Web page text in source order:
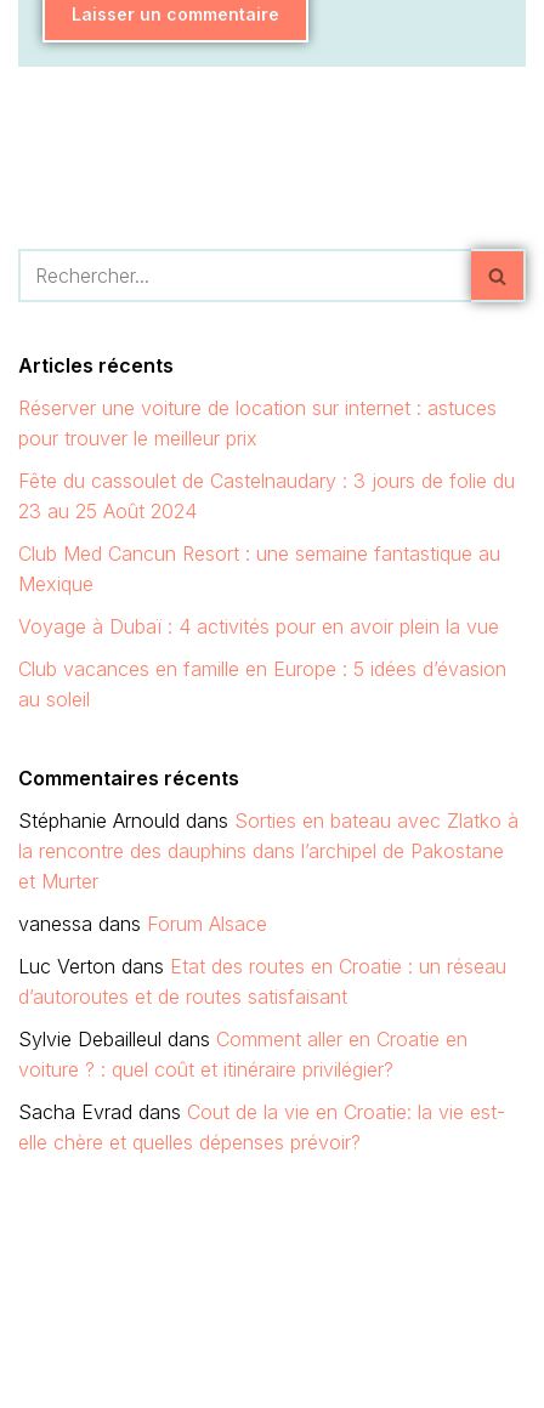
Articles récents
Réserver une voiture de location sur internet : astuces
pour trouver le meilleur prix
Fête du cassoulet de Castelnaudary : 3 jours de folie du
23 au 25 Août 2024
Club Med Cancun Resort : une semaine fantastique au
Mexique
Voyage à Dubaï : 4 activités pour en avoir plein la vue
Club vacances en famille en Europe : 5 idées d’évasion
au soleil
Commentaires récents
Stéphanie Arnould dans Sorties en bateau avec Zlatko à
la rencontre des dauphins dans l’archipel de Pakostane
et Murter
vanessa dans Forum Alsace
Luc Verton dans Etat des routes en Croatie : un réseau
d’autoroutes et de routes satisfaisant
Sylvie Debailleul dans Comment aller en Croatie en
voiture ? : quel coût et itinéraire privilégier?
Sacha Evrad dans Cout de la vie en Croatie: la vie est-
elle chère et quelles dépenses prévoir?